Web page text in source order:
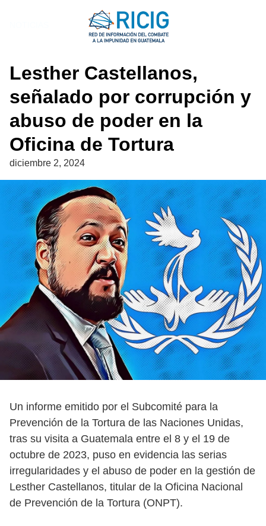
Lesther Castellanos,
señalado por corrupción y
abuso de poder en la
Oficina de Tortura
diciembre 2, 2024
Un informe emitido por el Subcomité para la
Prevención de la Tortura de las Naciones Unidas,
tras su visita a Guatemala entre el 8 y el 19 de
octubre de 2023, puso en evidencia las serias
irregularidades y el abuso de poder en la gestión de
Lesther Castellanos, titular de la Oficina Nacional
de Prevención de la Tortura (ONPT).